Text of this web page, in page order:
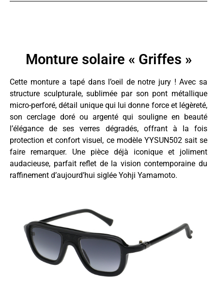
Monture solaire « Griffes »
Cette monture a tapé dans l’oeil de notre jury ! Avec sa
structure sculpturale, sublimée par son pont métallique
micro-perforé, détail unique qui lui donne force et légèreté,
son cerclage doré ou argenté qui souligne en beauté
l’élégance de ses verres dégradés, offrant à la fois
protection et confort visuel, ce modèle YYSUN502 sait se
faire remarquer. Une pièce déjà iconique et joliment
audacieuse, parfait reflet de la vision contemporaine du
raffinement d’aujourd’hui siglée Yohji Yamamoto.